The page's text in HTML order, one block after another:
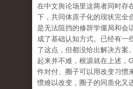
在中文舆论场里这两者同时存
下，共同体原子化的现状完全
是无法阻挡的修辞学僵局和会
成了基础认知方式。已经有一
了这点，但都没给出解决方案
起来并不难，根源就在上述，
件对付、圈子可以用改变习惯
惯难以改变，圈子的同质化又